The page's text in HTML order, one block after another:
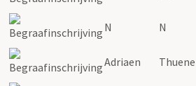
N N
Adriaen Thuene